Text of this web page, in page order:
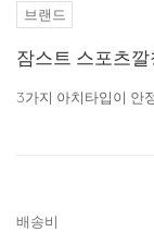
브랜드
잠스트 스포츠
3가지 아치타입이 안
배송비